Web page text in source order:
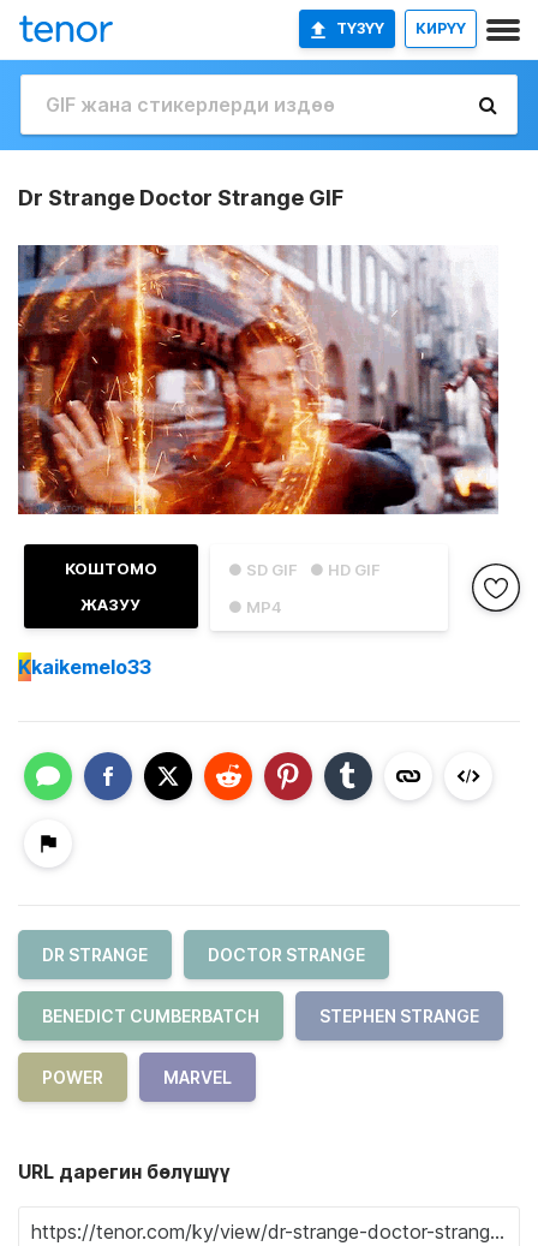
ТҮЗҮҮ КИРҮҮ
Dr Strange Doctor Strange GIF
● SD GIF
● HD GIF
● MP4
КОШТОМО
ЖАЗУУ
Kkaikemelo33
DR STRANGE DOCTOR STRANGE
BENEDICT CUMBERBATCH STEPHEN STRANGE
POWER MARVEL
URL дарегин бөлүшүү